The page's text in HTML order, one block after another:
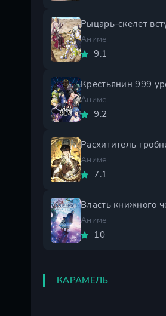
Аниме
9.1
Крестьянин 999
Аниме
9.2
Расхититель
Аниме
7.1
Власть книжного
Аниме
10
КАРАМЕЛЬ